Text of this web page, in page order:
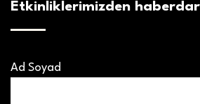
Etkinliklerimizden
Ad Soyad